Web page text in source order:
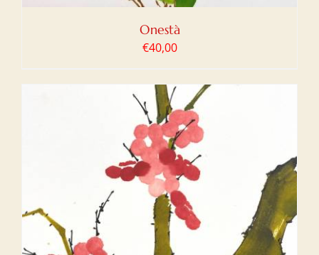
Onestà
€40,00